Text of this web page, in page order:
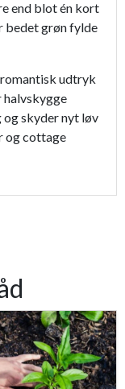
end blot én kort
bedet grøn fylde
udtryk
halvskygge
skyder nyt løv
og cottage